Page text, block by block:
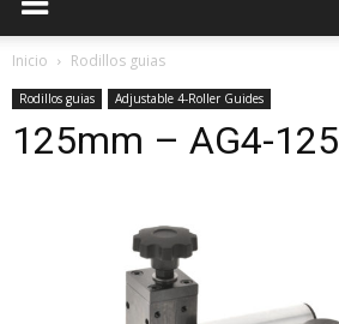
Inicio Rodillos guias
Rodillos guias Adjustable 4-Roller Guides
125mm – AG4-125